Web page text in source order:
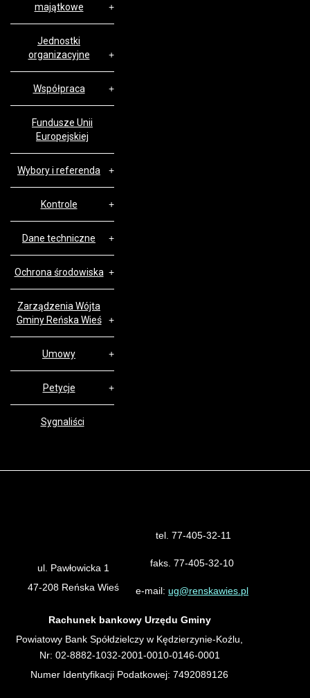
majątkowe
Jednostki
organizacyjne
Współpraca
Fundusze Unii
Europejskiej
Wybory i referenda
Kontrole
Dane techniczne
Ochrona środowiska
Zarządzenia Wójta
Gminy Reńska Wieś
Umowy
Petycje
Sygnaliści
ul. Pawłowicka 1
47-208 Reńska Wieś
tel. 77-405-32-11
faks. 77-405-32-10
e-mail: ug@renskawies.pl
Rachunek bankowy Urzędu Gminy
Powiatowy Bank Spółdzielczy w Kędzierzynie-Koźlu,
Nr: 02-8882-1032-2001-0010-0146-0001
Numer Identyfikacji Podatkowej: 7492089126